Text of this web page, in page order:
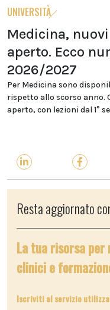
UNIVERSITÀ
Medicina,
aperto. Ecco
2026/2027
Per Medicina sono
rispetto allo scorso anno.
aperto, con lezioni dal 1°
Resta aggiornato
La tua risorsa
clinici e
Iscriviti al servizio